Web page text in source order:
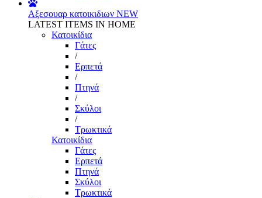
Αξεσουαρ κατοικιδιων NEW
LATEST ITEMS IN HOME
Κατοικίδια
Γάτες
/
Ερπετά
/
Πτηνά
/
Σκύλοι
/
Τρωκτικά
Κατοικίδια
Γάτες
Ερπετά
Πτηνά
Σκύλοι
Τρωκτικά